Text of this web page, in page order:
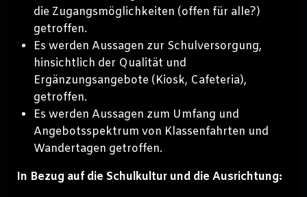
die Zugangsmöglichkeiten (offen für alle?)
getroffen.
Es werden Aussagen zur Schulversorgung,
hinsichtlich der Qualität und
Ergänzungsangebote (Kiosk, Cafeteria),
getroffen.
Es werden Aussagen zum Umfang und
Angebotsspektrum von Klassenfahrten und
Wandertagen getroffen.
In Bezug auf die Schulkultur und die Ausrichtung: